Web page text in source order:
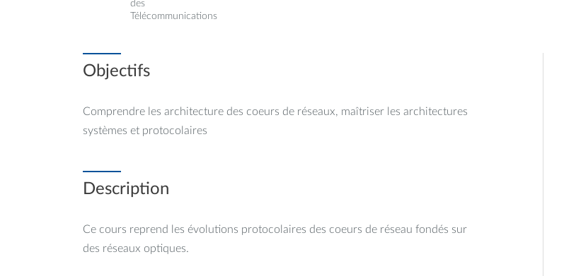
des
Télécommunications
Objectifs
Comprendre les architecture des coeurs de réseaux, maîtriser les architectures
systèmes et protocolaires
Description
Ce cours reprend les évolutions protocolaires des coeurs de réseau fondés sur
des réseaux optiques.